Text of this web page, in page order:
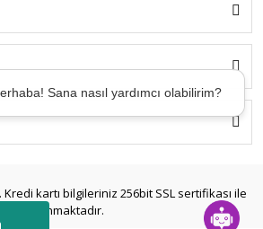
Kredi kartı bilgileriniz 256bit SSL sertifikası ile
korunmaktadır.
Sana nasıl yardımcı olabilirim?
mi ihtiyacın var? Birkaç saniyede